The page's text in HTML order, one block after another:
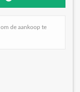
om de aankoop te